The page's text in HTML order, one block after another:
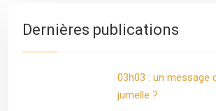
Dernières publications
03h03 : un message
jumelle ?